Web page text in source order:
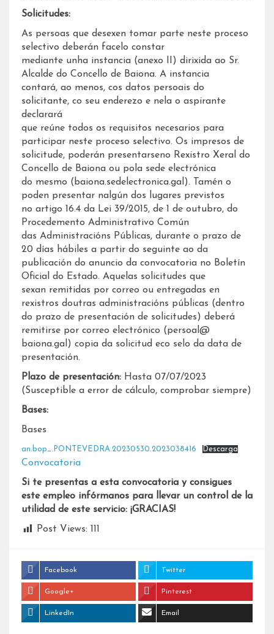
Solicitudes:
As persoas que desexen tomar parte neste proceso
selectivo deberán facelo constar
mediante unha instancia (anexo II) dirixida ao Sr.
Alcalde do Concello de Baiona. A instancia
contará, ao menos, cos datos persoais do
solicitante, co seu enderezo e nela o aspirante
declarará
que reúne todos os requisitos necesarios para
participar neste proceso selectivo. Os impresos de
solicitude, poderán presentarseno Rexistro Xeral do
Concello de Baiona ou pola sede electrónica
do mesmo (baiona.sedelectronica.gal). Tamén o
poden presentar nalgún dos lugares previstos
no artigo 16.4 da Lei 39/2015, de 1 de outubro, do
Procedemento Administrativo Común
das Administracións Públicas, durante o prazo de
20 días hábiles a partir do seguinte ao da
publicación do anuncio da convocatoria no Boletín
Oficial do Estado. Aquelas solicitudes que
sexan remitidas por correo ou entregadas en
rexistros doutras administracións públicas (dentro
do prazo de presentación de solicitudes) deberá
remitirse por correo electrónico (persoal@
baiona.gal) copia da solicitud eco selo da data de
presentación.
Plazo de presentación: Hasta 07/07/2023
(Susceptible a error de cálculo, comprobar siempre)
Bases:
Bases
an.bop_.PONTEVEDRA.20230530.2023038416 Descarga
Convocatoria
Si te presentas a esta convocatoria y consigues
este empleo infórmanos para llevar un control de la
utilidad de este servicio: ¡GRACIAS!
Post Views: 111
Facebook Twitter
Google+ Pinterest
LinkedIn Email